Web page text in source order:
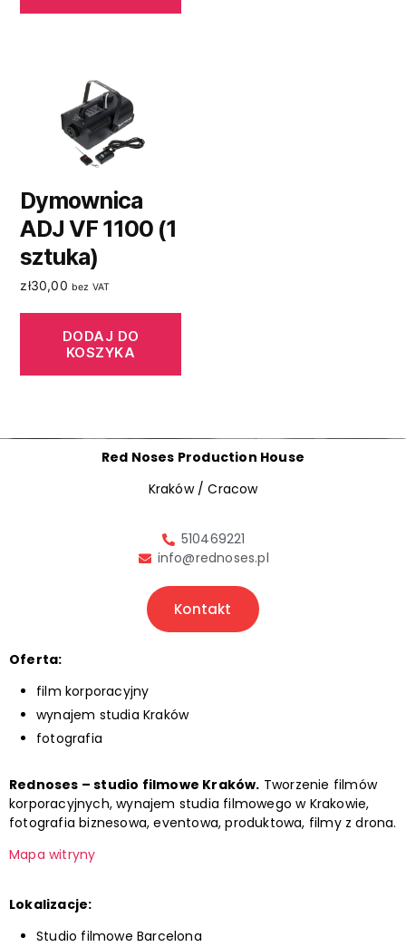
Dymownica
ADJ VF 1100 (1
sztuka)
zł30,00 bez VAT
DODAJ DO
KOSZYKA
Red Noses Production House
Kraków / Cracow
510469221
info@rednoses.pl
Kontakt
Oferta:
film korporacyjny
wynajem studia Kraków
fotografia
Rednoses – studio filmowe Kraków. Tworzenie filmów
korporacyjnych, wynajem studia filmowego w Krakowie,
fotografia biznesowa, eventowa, produktowa, filmy z drona.
Mapa witryny
Lokalizacje:
Studio filmowe Barcelona